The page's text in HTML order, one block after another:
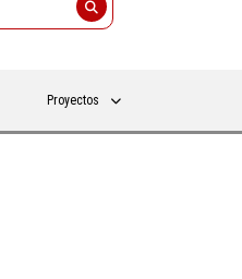
Proyectos